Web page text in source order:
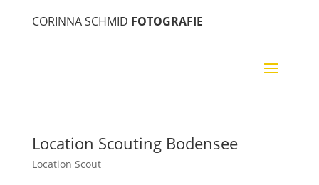
CORINNA SCHMID FOTOGRAFIE
Location Scouting Bodensee
Location Scout